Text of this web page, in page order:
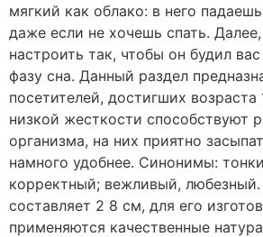
мягкий как облако: в него
даже если не хочешь спать.
настроить так, чтобы он будил
фазу сна. Данный раздел
посетителей, достигших
низкой жесткости способствуют
организма, на них приятно
намного удобнее. Синонимы:
корректный; вежливый,
составляет 2 8 см, для его
применяются качественные